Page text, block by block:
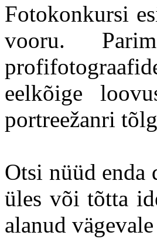
Fotokonkursi
vooru.
eelkõige
portreežanri
Otsi nüüd enda
üles või tõtta
alanud